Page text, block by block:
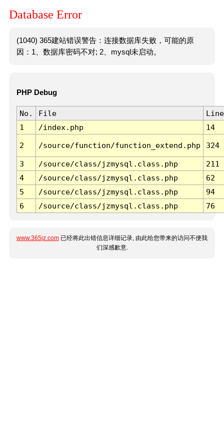
Database Error
(1040) 365建站错误警告：连接数据库失败，可能的原
因：1、数据库密码不对; 2、mysql未启动。
PHP Debug
No. File
Line
1
/index.php 14
2 /source/function/function_extend.php 324
3 /source/class/jzmysql.class.php
211
4
/source/class/jzmysql.class.php
62
5
/source/class/jzmysql.class.php
94
6
/source/class/jzmysql.class.php 76
www.365jz.com 已经将此出错信息详细记录, 由此给您带来的访问不便我
们深感歉意.